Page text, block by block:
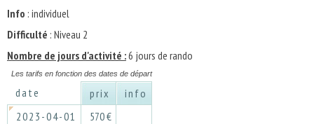
Info : individuel
Difficulté : Niveau 2
Nombre de jours d'activité :6 jours de rando
Les tarifs en fonction des dates de départ
date prix
info
2023-04-01
570 €